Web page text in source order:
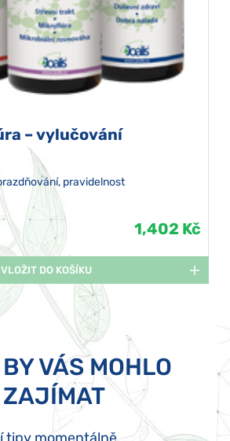
– vylučování
pravidelnost
1,402 Kč
VLOŽIT DO KOŠÍKU
VÁS MOHLO
ZAJÍMAT